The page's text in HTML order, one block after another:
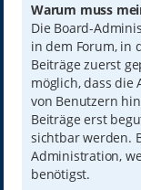
Warum muss
Die Board-
in dem Forum, in
Beiträge zuerst
möglich, dass
von Benutzern
Beiträge erst
sichtbar werden.
Administration,
benötigst.